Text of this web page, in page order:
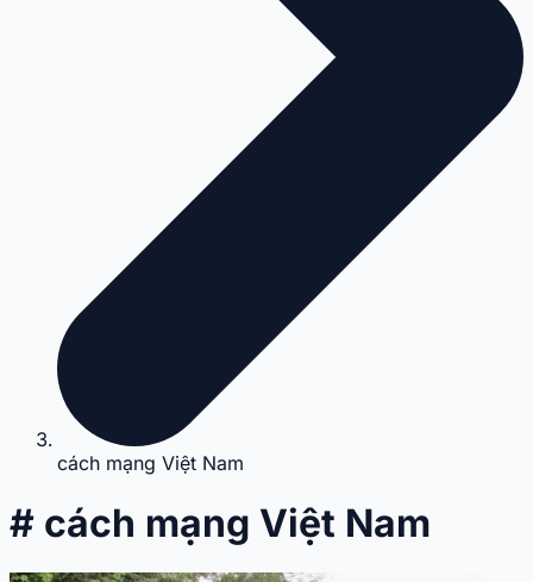
cách mạng Việt Nam
# cách mạng Việt Nam